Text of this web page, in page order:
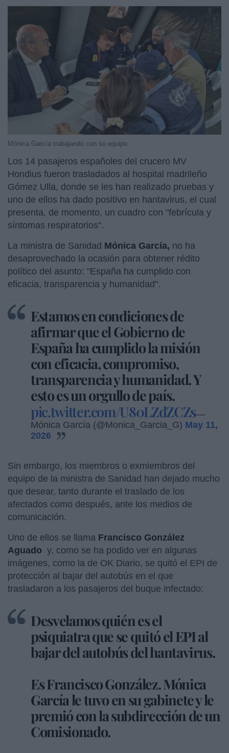
Mónica García trabajando con su equipo
Los 14 pasajeros españoles del crucero MV
Hondius fueron trasladados al hospital madrileño
Gómez Ulla, donde se les han realizado pruebas y
uno de ellos ha dado positivo en hantavirus, el cual
presenta, de momento, un cuadro con "febrícula y
síntomas respiratorios".
La ministra de Sanidad Mónica García, no ha
desaprovechado la ocasión para obtener rédito
político del asunto: "España ha cumplido con
eficacia, transparencia y humanidad".
Estamos en condiciones de
afirmar que el Gobierno de
España ha cumplido la misión
con eficacia, compromiso,
transparencia y humanidad. Y
esto es un orgullo de país.
pic.twitter.com/U80LZdZCZs—
Mónica García (@Monica_Garcia_G) May 11,
2026
Sin embargo, los miembros o exmiembros del
equipo de la ministra de Sanidad han dejado mucho
que desear, tanto durante el traslado de los
afectados como después, ante los medios de
comunicación.
Uno de ellos se llama Francisco González
Aguado y, como se ha podido ver en algunas
imágenes, como la de OK Diario, se quitó el EPI de
protección al bajar del autobús en el que
trasladaron a los pasajeros del buque infectado:
Desvelamos quién es el
psiquiatra que se quitó el EPI al
bajar del autobús del hantavirus.
Es Francisco González. Mónica
García le tuvo en su gabinete y le
premió con la subdirección de un
Comisionado.